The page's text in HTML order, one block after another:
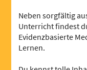
Neben sorgfältig
Unterricht findest
Evidenzbasierte
Lernen.